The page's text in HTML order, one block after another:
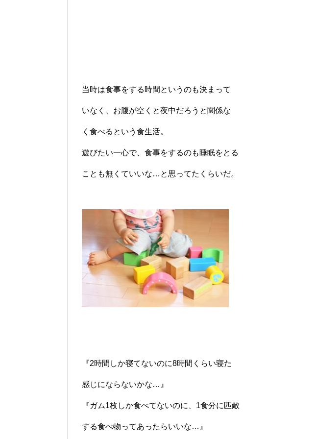
当時は食事をする時間というのも決まって
いなく、お腹が空くと夜中だろうと関係な
く食べるという食生活。
遊びたい一心で、食事をするのも睡眠をとる
ことも無くていいな…と思ってたくらいだ。
『2時間しか寝てないのに8時間くらい寝た
感じにならないかな…』
『ガム1枚しか食べてないのに、1食分に匹敵
する食べ物ってあったらいいな…』